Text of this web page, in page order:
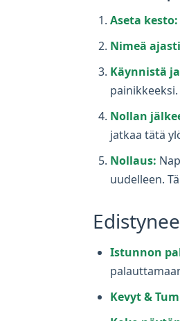
Aseta kesto:
Nimeä
Käynnistä
Nollan
jatkaa tätä
Nollaus:
uudelleen.
Istunnon
Kevyt &